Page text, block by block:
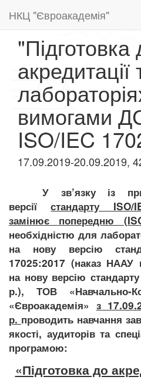
НКЦ "Євроакадемія"
"Підготовка
вимогами
ISO/IEC
17.09.2019-20.09.2019,
У зв’язку із
версіїстандарту
замінює попередню
необхідністю для
на нову версію
17025:2017 (наказ НААУ
на нову версію
р.), ТОВ «Навчально-
«Євроакадемія» з
р. проводить навчання
якості, аудиторів та
програмою:
«Підготовка до